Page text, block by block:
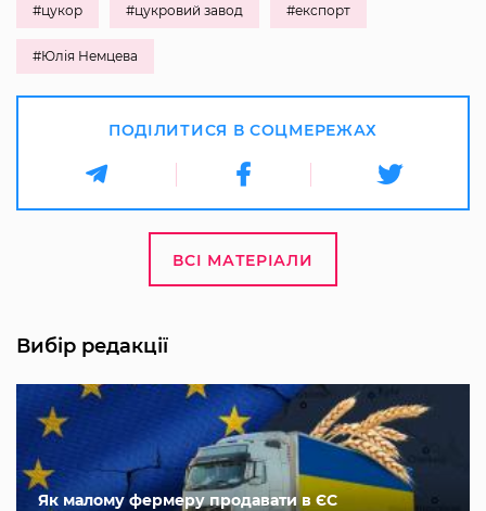
#цукор #цукровий завод #експорт
#Юлія Немцева
ПОДІЛИТИСЯ В СОЦМЕРЕЖАХ
ВСІ МАТЕРІАЛИ
Вибір редакції
Як малому фермеру продавати в ЄС